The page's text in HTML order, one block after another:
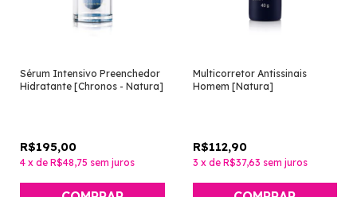
Sérum Intensivo Preenchedor
Hidratante [Chronos - Natura]
R$195,00
4 x de R$48,75 sem juros
Multicorretor Antissinais
Homem [Natura]
R$112,90
3 x de R$37,63 sem juros